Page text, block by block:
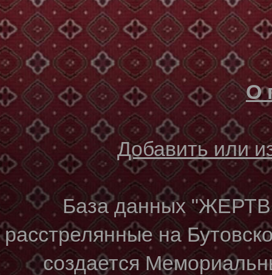
О
Добавить или
База данных
расстрелянные на
создается